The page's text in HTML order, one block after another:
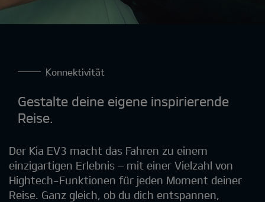
Konnektivität
Gestalte deine eigene inspirierende
Reise.
Der Kia EV3 macht das Fahren zu einem
einzigartigen Erlebnis – mit einer Vielzahl von
Hightech-Funktionen für jeden Moment deiner
Reise. Ganz gleich, ob du dich entspannen,